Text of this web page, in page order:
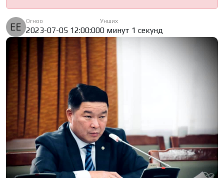
Огноо
2023-07-05 12:00:00
Унших
0 минут 1 секунд